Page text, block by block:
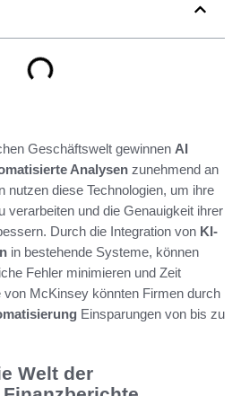
Geschäftswelt gewinnen AI
Analysen zunehmend an
nutzen diese Technologien, um ihre
verarbeiten und die Genauigkeit ihrer
Durch die Integration von KI-
in bestehende Systeme, können
Fehler minimieren und Zeit
von McKinsey könnten Firmen durch
Einsparungen von bis zu
Welt der